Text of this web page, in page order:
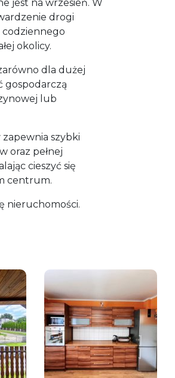
jest na wrzesień. W
drogi
codziennego
okolicy.
dla dużej
gospodarczą
lub
szybki
oraz pełnej
cieszyć się
centrum.
nieruchomości.